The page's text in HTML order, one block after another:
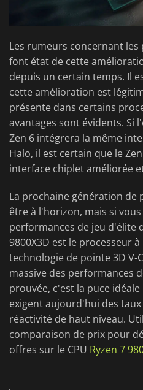
Les rumeurs concernant les
font état de cette
depuis un certain temps. Il
cette amélioration est
présente dans certains
avantages sont évidents. Si
Zen 6 intégrera la même
Halo, il est certain que le
interface chiplet améliorée
La prochaine génération de
être à l'horizon, mais si
performances de jeu d'élite
9800X3D est le processeur
technologie de pointe 3D V-
massive des performances
prouvée, c'est la puce
exigent aujourd'hui des
réactivité de haut niveau.
comparaison de prix pour
offres sur le CPU Ryzen 7